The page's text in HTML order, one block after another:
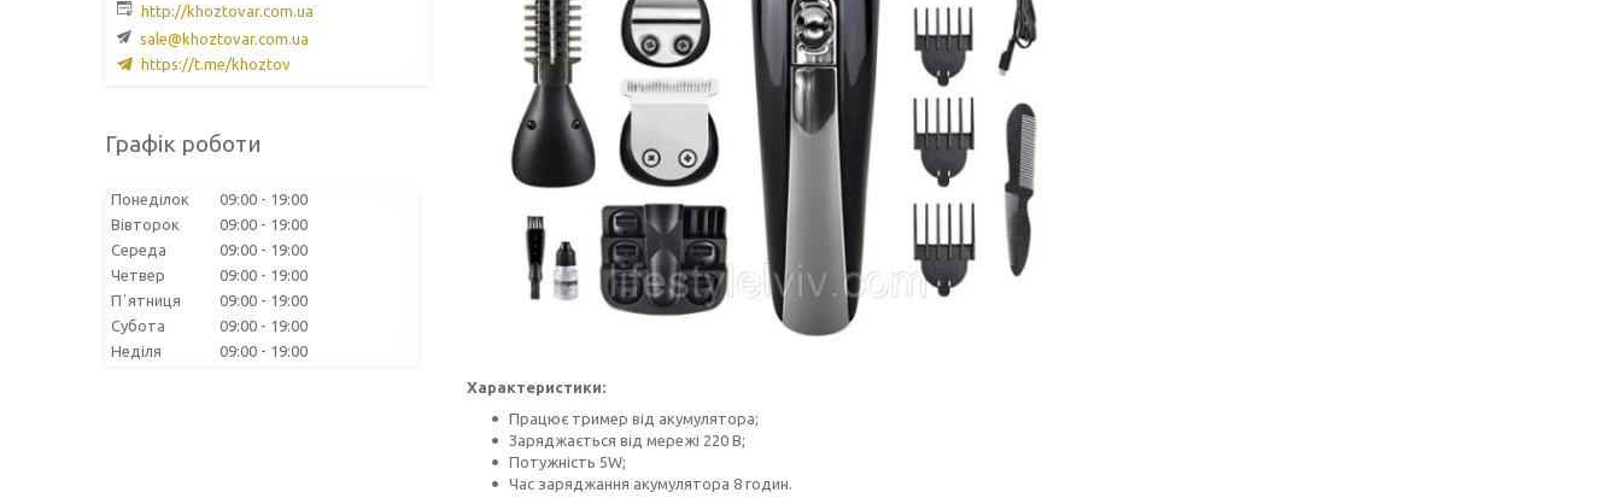
Характеристики:
Працює тример від акумулятора;
Заряджається від мережі 220 В;
Потужність 5W;
Час заряджання акумулятора 8 годин.
http://khoztovar.com.ua
sale@khoztovar.com.ua
https://t.me/khoztov
Графік роботи
Понеділок 09:00
19:00
Вівторок
09:00
19:00
Середа
09:00
19:00
Четвер
09:00
19:00
Пʼятниця
09:00
19:00
Субота
09:00
19:00
Неділя
09:00 19:00